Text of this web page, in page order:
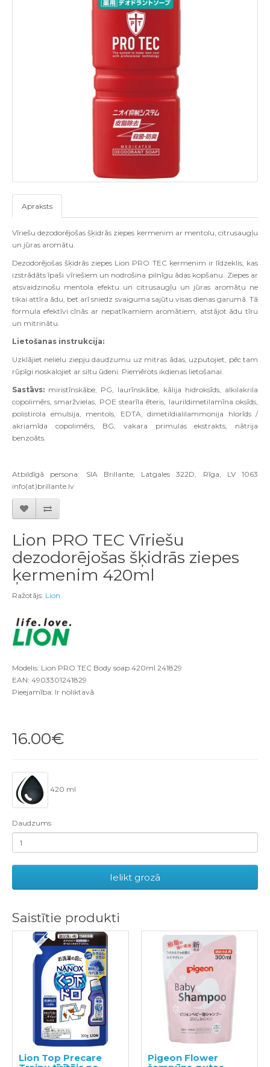
Apraksts
Vīriešu dezodorējošas šķidrās ziepes ķermenim ar mentolu, citrusaugļu
un jūras aromātu.
Dezodorējošas šķidrās ziepes Lion PRO TEC ķermenim ir līdzeklis, kas
izstrādāts īpaši vīriešiem un nodrošina pilnīgu ādas kopšanu. Ziepes ar
atsvaidzinošu mentola efektu un citrusaugļu un jūras aromātu ne
tikai attīra ādu, bet arī sniedz svaiguma sajūtu visas dienas garumā. Tā
formula efektīvi cīnās ar nepatīkamiem aromātiem, atstājot ādu tīru
un mitrinātu.
Lietošanas instrukcija:
Uzklājiet nelielu ziepju daudzumu uz mitras ādas, uzputojiet, pēc tam
rūpīgi noskalojiet ar siltu ūdeni. Piemērots ikdienas lietošanai.
Sastāvs: miristīnskābe, PG, laurīnskābe, kālija hidroksīds, alkilakrila
copolimērs, smaržvielas, POE stearīla ēteris, laurildimetilamīna oksīds,
polistirola emulsija, mentols, EDTA, dimetildialilammonija hlorīds /
akriamīda copolimērs, BG, vakara primulas ekstrakts, nātrija
benzoāts.
Atbildīgā persona: SIA Brillante, Latgales 322D, Rīga, LV 1063
info(at)brillante.lv
Lion PRO TEC Vīriešu
dezodorējošas šķidrās ziepes
ķermenim 420ml
Ražotājs: Lion
Modelis: Lion PRO TEC Body soap 420ml 241829
EAN: 4903301241829
Pieejamība: Ir noliktavā
16.00€
420 ml
Daudzums
Ielikt grozā
Saistītie produkti
Lion Top Precare
Pigeon Flower